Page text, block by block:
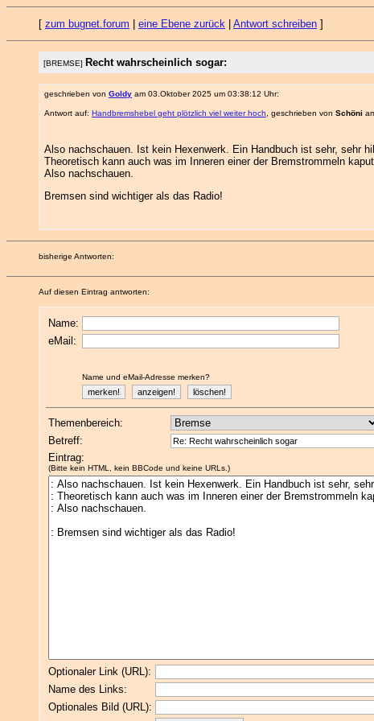
[ zum bugnet.forum eine Ebene zurück Antwort schreiben ]
[BREMSE] Recht wahrscheinlich sogar:
geschrieben von Goldy am 03.Oktober 2025 um 03:38:12 Uhr:
Antwort auf: Handbremshebel geht plötzlich viel weiter hoch , geschrieben von Schöni
Also nachschauen. Ist kein Hexenwerk. Ein Handbuch ist sehr, sehr
Theoretisch kann auch was im Inneren einer der Bremstrommeln
Also nachschauen.
Bremsen sind wichtiger als das Radio!
bisherige Antworten:
Auf diesen Eintrag antworten:
Name:
eMail:
Name und eMail-Adresse merken?
Themenbereich:
Betreff:
Eintrag:
(Bitte kein HTML, kein BBCode und keine URLs.)
Optionaler Link (URL):
Name des Links:
Optionales Bild (URL):